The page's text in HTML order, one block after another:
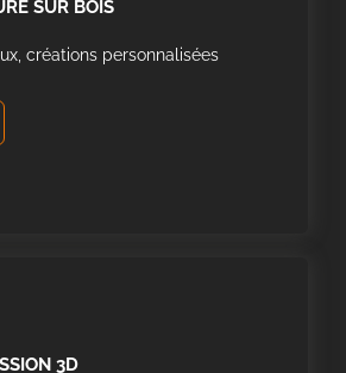
SUR BOIS
créations personnalisées
3D